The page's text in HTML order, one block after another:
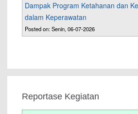
Dampak Program Ketahanan dan
dalam Keperawatan
Posted on: Senin, 06-07-2026
Reportase Kegiatan